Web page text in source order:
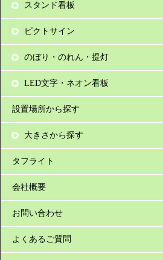
スタンド看板
ピクトサイン
のぼり・のれん・提灯
LED文字・ネオン看板
設置場所から探す
大きさから探す
タフライト
会社概要
お問い合わせ
よくあるご質問